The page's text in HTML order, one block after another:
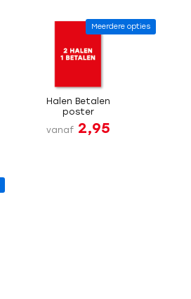
Meerdere opties
Halen Betalen
poster
vanaf 2,95